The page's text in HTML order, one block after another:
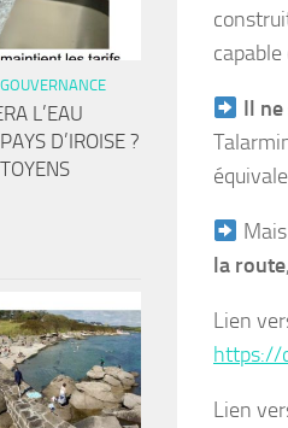
Il
la route
Lien
https://
Lien
GOUVERNANCE
L’EAU
D’IROISE ?